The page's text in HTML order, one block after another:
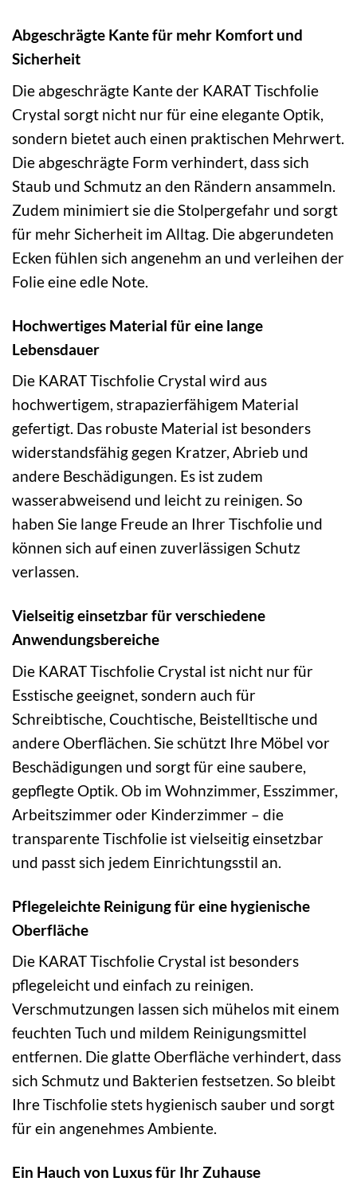
Abgeschrägte Kante für mehr Komfort und
Sicherheit
Die abgeschrägte Kante der KARAT Tischfolie
Crystal sorgt nicht nur für eine elegante Optik,
sondern bietet auch einen praktischen Mehrwert.
Die abgeschrägte Form verhindert, dass sich
Staub und Schmutz an den Rändern ansammeln.
Zudem minimiert sie die Stolpergefahr und sorgt
für mehr Sicherheit im Alltag. Die abgerundeten
Ecken fühlen sich angenehm an und verleihen der
Folie eine edle Note.
Hochwertiges Material für eine lange
Lebensdauer
Die KARAT Tischfolie Crystal wird aus
hochwertigem, strapazierfähigem Material
gefertigt. Das robuste Material ist besonders
widerstandsfähig gegen Kratzer, Abrieb und
andere Beschädigungen. Es ist zudem
wasserabweisend und leicht zu reinigen. So
haben Sie lange Freude an Ihrer Tischfolie und
können sich auf einen zuverlässigen Schutz
verlassen.
Vielseitig einsetzbar für verschiedene
Anwendungsbereiche
Die KARAT Tischfolie Crystal ist nicht nur für
Esstische geeignet, sondern auch für
Schreibtische, Couchtische, Beistelltische und
andere Oberflächen. Sie schützt Ihre Möbel vor
Beschädigungen und sorgt für eine saubere,
gepflegte Optik. Ob im Wohnzimmer, Esszimmer,
Arbeitszimmer oder Kinderzimmer – die
transparente Tischfolie ist vielseitig einsetzbar
und passt sich jedem Einrichtungsstil an.
Pflegeleichte Reinigung für eine hygienische
Oberfläche
Die KARAT Tischfolie Crystal ist besonders
pflegeleicht und einfach zu reinigen.
Verschmutzungen lassen sich mühelos mit einem
feuchten Tuch und mildem Reinigungsmittel
entfernen. Die glatte Oberfläche verhindert, dass
sich Schmutz und Bakterien festsetzen. So bleibt
Ihre Tischfolie stets hygienisch sauber und sorgt
für ein angenehmes Ambiente.
Ein Hauch von Luxus für Ihr Zuhause